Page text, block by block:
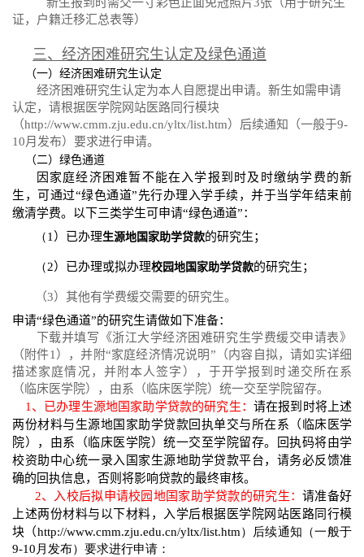
新生报到时需交一寸彩色正面免冠照片3张（用于研究生
证，户籍迁移汇总表等）
三、经济困难研究生认定及绿色通道
（一）经济困难研究生认定
经济困难研究生认定为本人自愿提出申请。新生如需申请
认定，请根据医学院网站医路同行模块
（http://www.cmm.zju.edu.cn/yltx/list.htm）后续通知（一般于9-
10月发布）要求进行申请。
（二）绿色通道
因家庭经济困难暂不能在入学报到时及时缴纳学费的新
生，可通过“绿色通道”先行办理入学手续，并于当学年结束前
缴清学费。 以下三类学生可申请“绿色通道”：
（1）已办理生源地国家助学贷款的研究生；
（2）已办理或拟办理校园地国家助学贷款的研究生；
（3）其他有学费缓交需要的研究生。
申请“绿色通道”的研究生请做如下准备：
下载并填写《浙江大学经济困难研究生学费缓交申请表》
（附件1），并附“家庭经济情况说明”（内容自拟，请如实详细
描述家庭情况，并附本人签字），于开学报到时递交所在系
（临床医学院），由系（临床医学院）统一交至学院留存。
1、已办理生源地国家助学贷款的研究生： 请在报到时将上述
两份材料与生源地国家助学贷款回执单交与所在系（临床医学
院），由系（临床医学院）统一交至学院留存。回执码将由学
校资助中心统一录入国家生源地助学贷款平台，请务必反馈准
确的回执信息，否则将影响贷款的最终审核。
2、入校后拟申请校园地国家助学贷款的研究生：请准备好
上述两份材料与以下材料，入学后根据医学院网站医路同行模
块（http://www.cmm.zju.edu.cn/yltx/list.htm）后续通知（一般于
9-10月发布）要求进行申请：